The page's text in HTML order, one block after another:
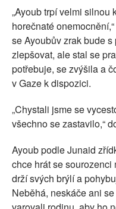
„Ayoub trpí velmi silnou
horečnaté
se Ayoubův zrak bude
zlepšovat, ale stal se
potřebuje, se zvýšila a
v Gaze k dispozici.
„Chystali jsme se
všechno se zastavilo,“
Ayoub podle Junaid
chce hrát se
drží svých brýlí a
Neběhá, neskáče ani